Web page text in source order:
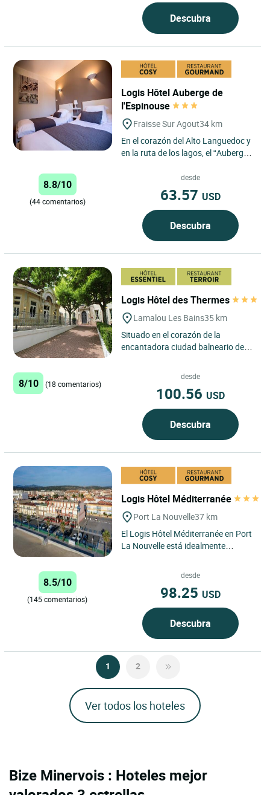
Descubra
Logis Hôtel Auberge de
l'Espinouse
Fraisse Sur Agout34 km
En el corazón del Alto Languedoc y
en la ruta de los lagos, el “Auberge
cocina tradicional...
8.8/10
(44 comentarios)
desde
63.57 USD
Descubra
Logis Hôtel des Thermes
Lamalou Les Bains35 km
Situado en el corazón de la
encantadora ciudad balneario de
Hérault, el Logis Hôtel...
8/10 (18 comentarios)
desde
100.56 USD
Descubra
Logis Hôtel Méditerranée
Port La Nouvelle37 km
El Logis Hôtel Méditerranée en Port
La Nouvelle está idealmente
vista impresionante...
8.5/10
(145 comentarios)
desde
98.25 USD
Descubra
1 2
Ver todos los hoteles
Bize Minervois : Hoteles mejor